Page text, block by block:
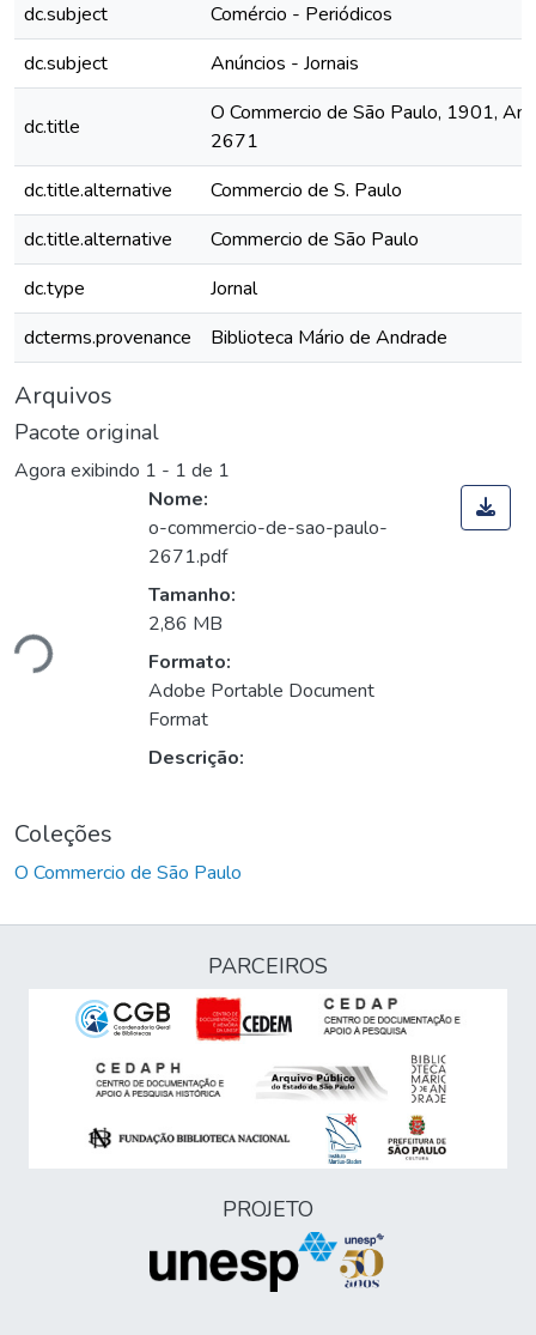
dc.subject
Comércio - Periódicos
dc.subject
Anúncios - Jornais
dc.title
O Commercio de São Paulo, 1901,
2671
dc.title.alternative
Commercio de S. Paulo
dc.title.alternative
Commercio de São Paulo
dc.type
Jornal
dcterms.provenance
Biblioteca Mário de Andrade
Arquivos
Pacote original
Agora exibindo 1 - 1 de 1
Nome:
o-commercio-de-sao-paulo-
2671.pdf
Tamanho:
2,86 MB
Formato:
Adobe Portable Document
Format
Descrição:
Coleções
O Commercio de São Paulo
PARCEIROS
PROJETO